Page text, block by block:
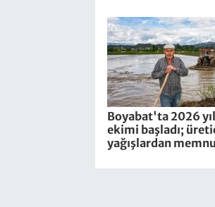
Boyabat'ta 2026
ekimi başladı;
yağışlardan